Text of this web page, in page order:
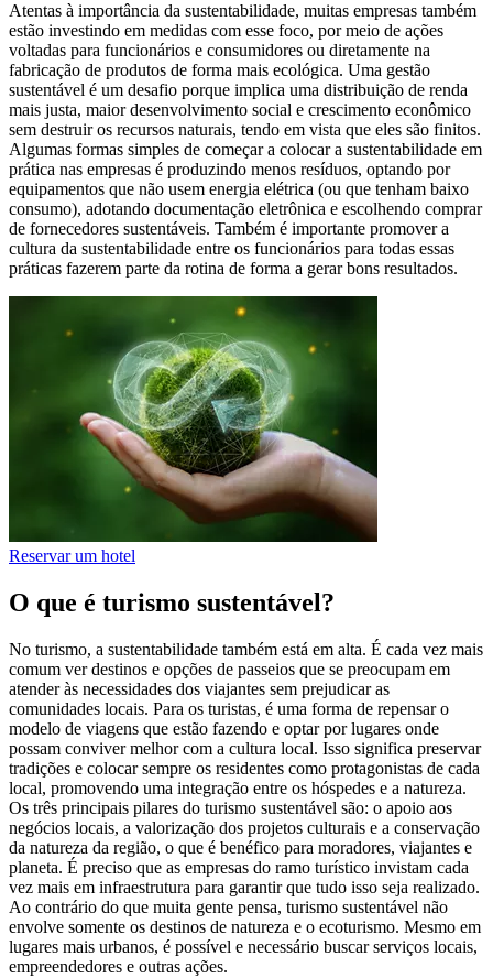
Atentas à importância da sustentabilidade, muitas empresas também
estão investindo em medidas com esse foco, por meio de ações
voltadas para funcionários e consumidores ou diretamente na
fabricação de produtos de forma mais ecológica. Uma gestão
sustentável é um desafio porque implica uma distribuição de renda
mais justa, maior desenvolvimento social e crescimento econômico
sem destruir os recursos naturais, tendo em vista que eles são finitos.
Algumas formas simples de começar a colocar a sustentabilidade em
prática nas empresas é produzindo menos resíduos, optando por
equipamentos que não usem energia elétrica (ou que tenham baixo
consumo), adotando documentação eletrônica e escolhendo comprar
de fornecedores sustentáveis. Também é importante promover a
cultura da sustentabilidade entre os funcionários para todas essas
práticas fazerem parte da rotina de forma a gerar bons resultados.
Reservar um hotel
O que é turismo sustentável?
No turismo, a sustentabilidade também está em alta. É cada vez mais
comum ver destinos e opções de passeios que se preocupam em
atender às necessidades dos viajantes sem prejudicar as
comunidades locais. Para os turistas, é uma forma de repensar o
modelo de viagens que estão fazendo e optar por lugares onde
possam conviver melhor com a cultura local. Isso significa preservar
tradições e colocar sempre os residentes como protagonistas de cada
local, promovendo uma integração entre os hóspedes e a natureza.
Os três principais pilares do turismo sustentável são: o apoio aos
negócios locais, a valorização dos projetos culturais e a conservação
da natureza da região, o que é benéfico para moradores, viajantes e
planeta. É preciso que as empresas do ramo turístico invistam cada
vez mais em infraestrutura para garantir que tudo isso seja realizado.
Ao contrário do que muita gente pensa, turismo sustentável não
envolve somente os destinos de natureza e o ecoturismo. Mesmo em
lugares mais urbanos, é possível e necessário buscar serviços locais,
empreendedores e outras ações.